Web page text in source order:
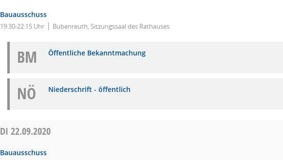
Bauausschuss
19:30-22:15 Uhr Bubenreuth, Sitzungssaal des Rathauses
BM Öffentliche Bekanntmachung
NÖ Niederschrift - öffentlich
DI 22.09.2020
Bauausschuss